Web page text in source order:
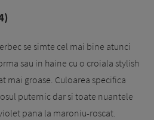
se simte cel mai bine atunci
sau in haine cu o croiala stylish
mai groase. Culoarea specifica
puternic dar si toate nuantele
pana la maroniu-roscat.